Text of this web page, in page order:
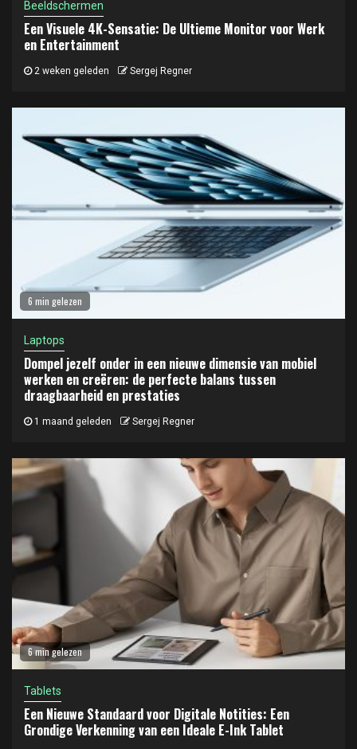
Beeldschermen
Een Visuele 4K-Sensatie: De Ultieme Monitor voor Werk
en Entertainment
2 weken geleden Sergej Regner
6 min gelezen
Laptops
Dompel jezelf onder in een nieuwe dimensie van mobiel
werken en creëren: de perfecte balans tussen
draagbaarheid en prestaties
1 maand geleden Sergej Regner
6 min gelezen
Tablets
Een Nieuwe Standaard voor Digitale Notities: Een
Grondige Verkenning van een Ideale E-Ink Tablet